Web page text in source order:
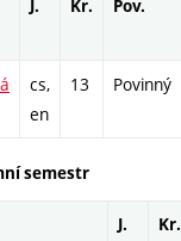
J. Kr. Pov.
cs,
en
13 Povinný
semestr
J. Kr.